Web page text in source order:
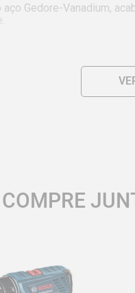
Gedore-Vanadium,
COMPRE